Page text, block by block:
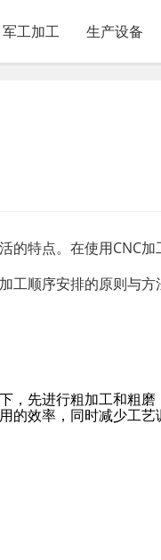
军工加工 生产设备
的特点。在使用CNC
工顺序安排的原则与
，先进行粗加工和粗
的效率，同时减少工